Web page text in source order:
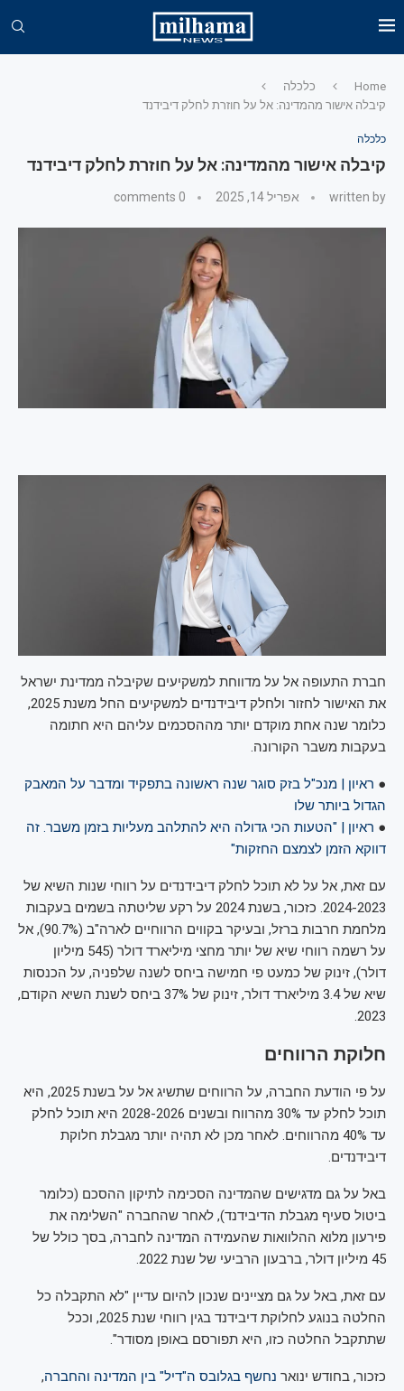
Home
כלכלה
קיבלה אישור מהמדינה: אל על חוזרת לחלק דיבידנד
כלכלה
קיבלה אישור מהמדינה: אל על חוזרת לחלק דיבידנד
written by אפריל 14, 2025 0 comments
חברת התעופה אל על מדווחת למשקיעים שקיבלה ממדינת ישראל
את האישור לחזור ולחלק דיבידנדים למשקיעים החל משנת 2025,
כלומר שנה אחת מוקדם יותר מההסכמים עליהם היא חתומה
בעקבות משבר הקורונה.
● ראיון | מנכ"ל בזק סוגר שנה ראשונה בתפקיד ומדבר על המאבק
הגדול ביותר שלו
● ראיון | "הטעות הכי גדולה היא להתלהב מעליות בזמן משבר. זה
דווקא הזמן לצמצם החזקות"
עם זאת, אל על לא תוכל לחלק דיבידנדים על רווחי שנות השיא של
2024-2023. כזכור, בשנת 2024 על רקע שליטתה בשמים בעקבות
מלחמת חרבות ברזל, ובעיקר בקווים הרווחיים לארה"ב (90.7%), אל
על רשמה רווחי שיא של יותר מחצי מיליארד דולר (545 מיליון
דולר), זינוק של כמעט פי חמישה ביחס לשנה שלפניה, על הכנסות
שיא של 3.4 מיליארד דולר, זינוק של 37% ביחס לשנת השיא הקודם,
2023.
חלוקת הרווחים
על פי הודעת החברה, על הרווחים שתשיג אל על בשנת 2025, היא
תוכל לחלק עד 30% מהרווח ובשנים 2028-2026 היא תוכל לחלק
עד 40% מהרווחים. לאחר מכן לא תהיה יותר מגבלת חלוקת
דיבידנדים.
באל על גם מדגישים שהמדינה הסכימה לתיקון ההסכם (כלומר
ביטול סעיף מגבלת הדיבידנד), לאחר שהחברה "השלימה את
פירעון מלוא ההלוואות שהעמידה המדינה לחברה, בסך כולל של
45 מיליון דולר, ברבעון הרביעי של שנת 2022.
עם זאת, באל על גם מציינים שנכון להיום עדיין "לא התקבלה כל
החלטה בנוגע לחלוקת דיבידנד בגין רווחי שנת 2025, וככל
שתתקבל החלטה כזו, היא תפורסם באופן מסודר".
כזכור, בחודש ינואר נחשף בגלובס ה"דיל" בין המדינה והחברה,